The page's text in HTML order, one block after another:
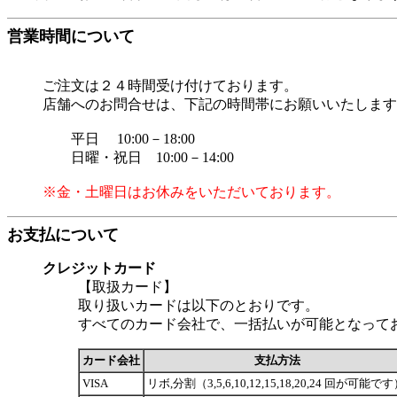
営業時間について
ご注文は２４時間受け付けております。
店舗へのお問合せは、下記の時間帯にお願いいたします
平日 10:00－18:00
日曜・祝日 10:00－14:00
※金・土曜日はお休みをいただいております。
お支払について
クレジットカード
【取扱カード】
取り扱いカードは以下のとおりです。
すべてのカード会社で、一括払いが可能となって
カード会社
支払方法
VISA
リボ,分割（3,5,6,10,12,15,18,20,24 回が可能です